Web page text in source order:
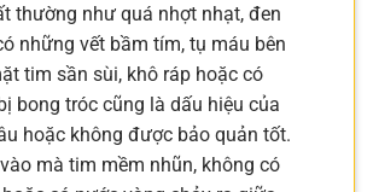
thường như quá nhợt nhạt, đen
những vết bầm tím, tụ máu bên
tim sần sùi, khô ráp hoặc có
bong tróc cũng là dấu hiệu của
hoặc không được bảo quản tốt.
mà tim mềm nhũn, không có